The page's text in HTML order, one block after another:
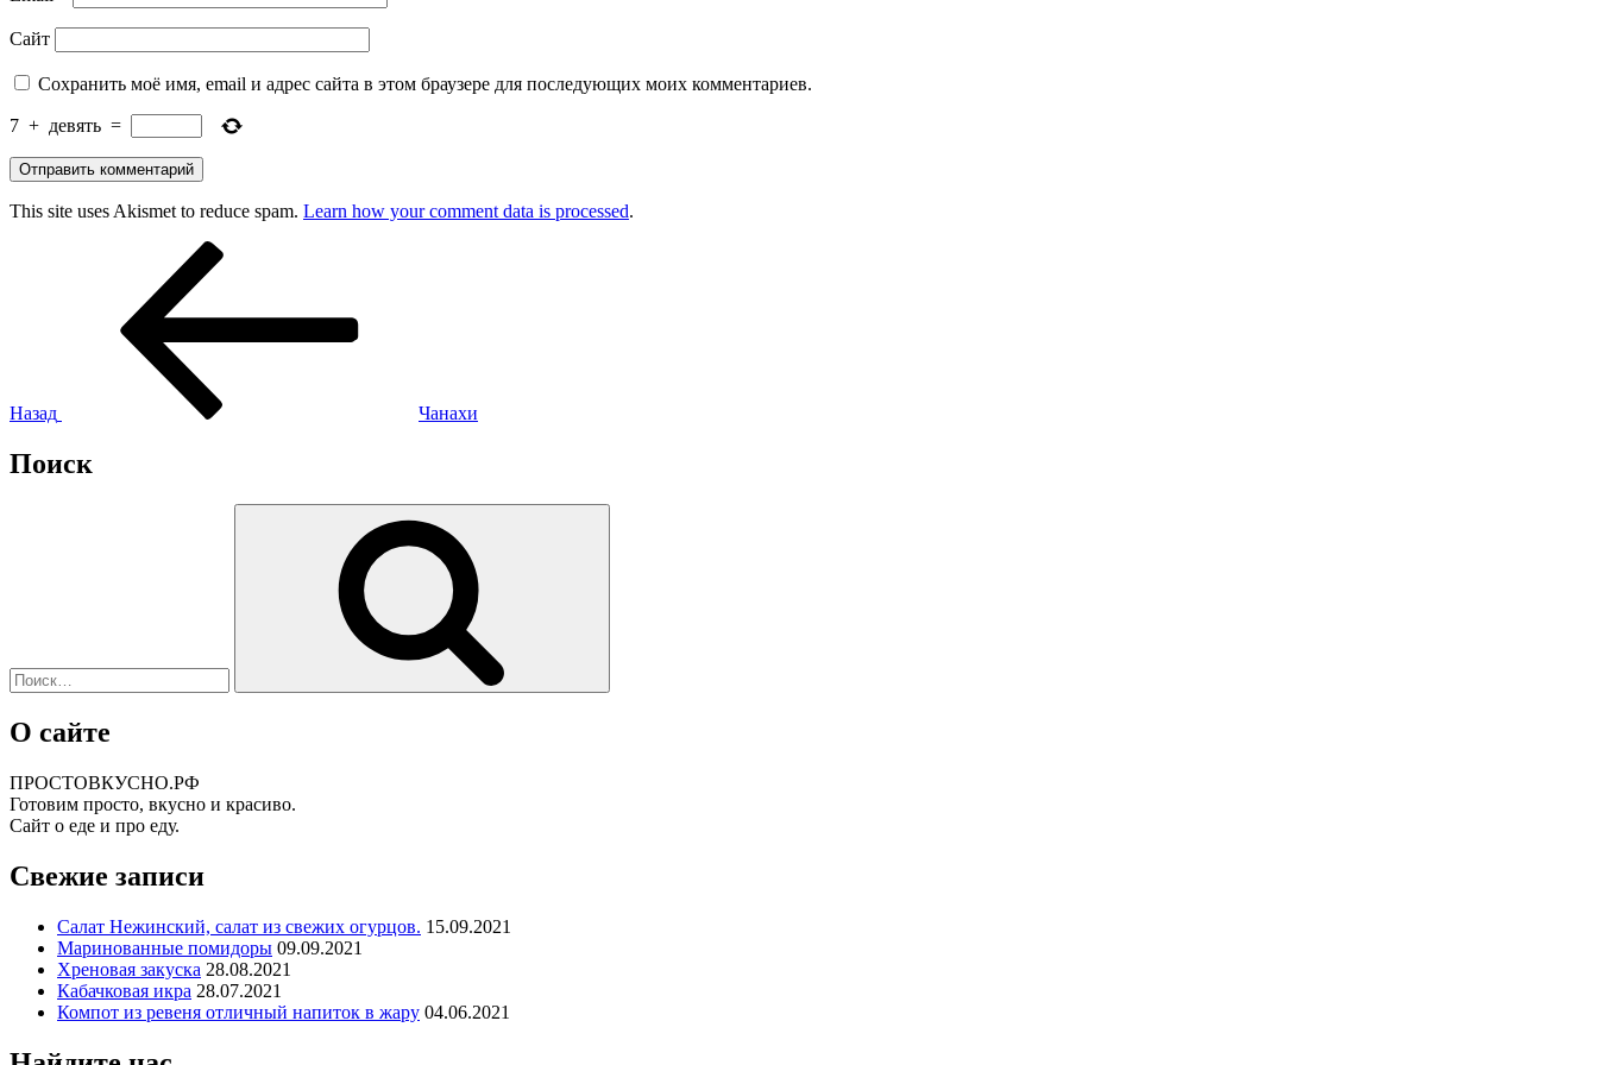
Сайт
Сохранить моё имя, email и адрес сайта в этом браузере для последующих моих комментариев.
7 + девять =
This site uses Akismet to reduce spam. Learn how your comment data is processed.
Назад Чанахи
Поиск
О сайте
ПРОСТОВКУСНО.РФ
Готовим просто, вкусно и красиво.
Сайт о еде и про еду.
Свежие записи
Салат Нежинский, салат из свежих огурцов. 15.09.2021
Маринованные помидоры 09.09.2021
Хреновая закуска 28.08.2021
Кабачковая икра 28.07.2021
Компот из ревеня отличный напиток в жару 04.06.2021